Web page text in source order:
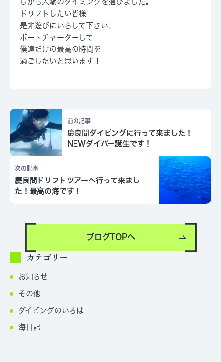
しかも大潮のタイミングを選びました。
ドリフトしたい皆様
是非遊びにいらして下さい。
ボートチャーターして
僕達だけの最高の時間を
過ごしたいと思います！
前の記事
慶良間ダイビングに行って来ました！
NEWダイバー誕生です！
次の記事
慶良間ドリフトツアーへ行って来まし
た！最高の海です！
ブログTOPへ
カテゴリー
お知らせ
その他
ダイビングのいろは
海日記